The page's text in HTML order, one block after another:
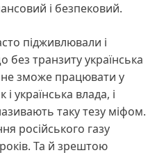
і безпековий.
підживлювали і
без транзиту українська
зможе працювати у
українська влада, і
таку тезу міфом.
російського газу
Та й зрештою